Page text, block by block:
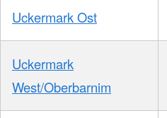
Uckermark Ost
Uckermark
West/Oberbarnim